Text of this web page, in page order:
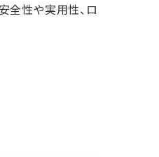
全性や実用性、ロ